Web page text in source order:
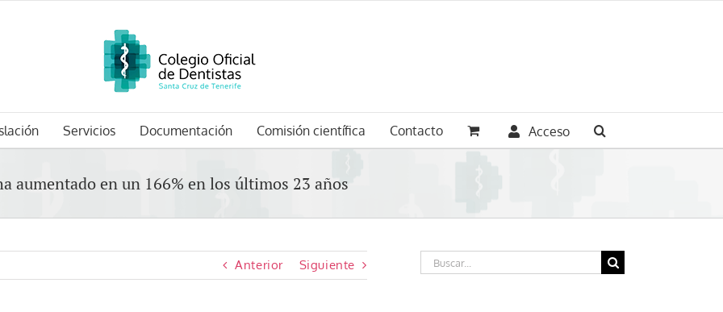
Servicios Documentación Comisión científica Contacto Acceso
aumentado en un 166% en los últimos 23 años
Anterior Siguiente Buscar: